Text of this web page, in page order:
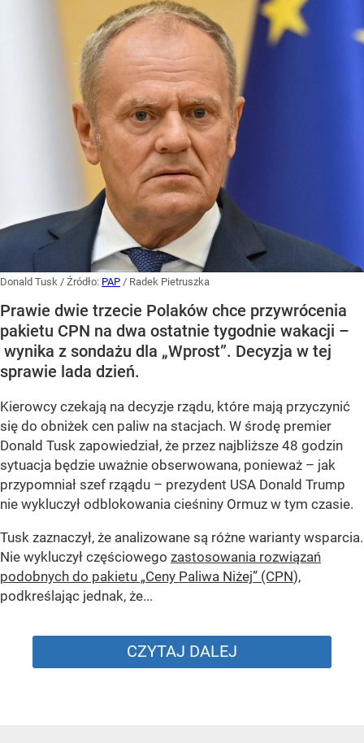
Donald Tusk / Źródło: PAP / Radek Pietruszka
Prawie dwie trzecie Polaków chce przywrócenia
pakietu CPN na dwa ostatnie tygodnie wakacji –
wynika z sondażu dla „Wprost”. Decyzja w tej
sprawie lada dzień.
Kierowcy czekają na decyzje rządu, które mają przyczynić
się do obniżek cen paliw na stacjach. W środę premier
Donald Tusk zapowiedział, że przez najbliższe 48 godzin
sytuacja będzie uważnie obserwowana, ponieważ – jak
przypomniał szef rząądu – prezydent USA Donald Trump
nie wykluczył odblokowania cieśniny Ormuz w tym czasie.
Tusk zaznaczył, że analizowane są różne warianty wsparcia.
Nie wykluczył częściowego zastosowania rozwiązań
podobnych do pakietu „Ceny Paliwa Niżej” (CPN),
podkreślając jednak, że...
CZYTAJ DALEJ